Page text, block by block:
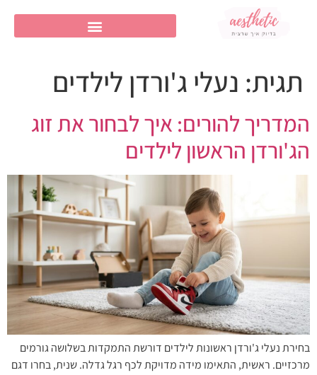
תגית: נעלי ג'ורדן לילדים
המדריך להורים: איך לבחור את זוג
הג'ורדן הראשון לילדים
בחירת נעלי ג'ורדן ראשונות לילדים דורשת התמקדות בשלושה גורמים
מרכזיים. ראשית, התאימו מידה מדויקת לכף רגל גדלה. שנית, בחרו דגם